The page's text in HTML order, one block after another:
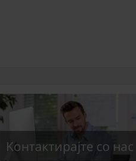
Kонтактирајте со нас